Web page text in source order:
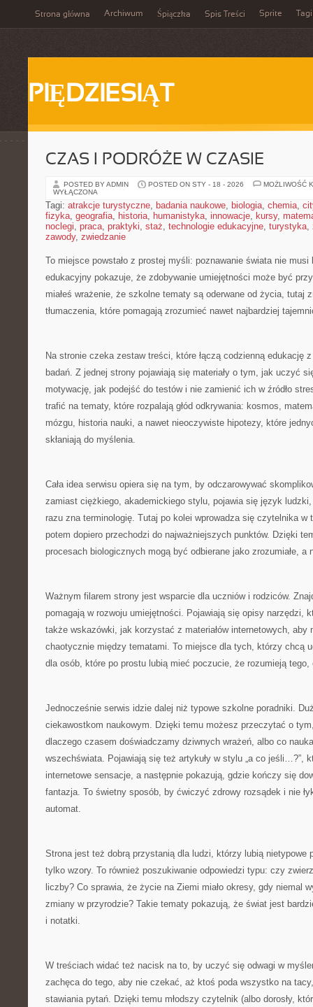
Strona główna Archiwum Śpiączka Spis Treści Sprite Tagi
PIĘDZIESIĄT
CZAS I PODRÓŻE W CZASIE
POSTED BY ADMIN POSTED ON STY - 18 - 2026
MOŻLIWOŚĆ
WYŁĄCZONA
Tagi: atrakcje turystyczne, badania naukowe, biologia, chemia,
fizyka, geografia, historia, humanistyka, innowacje, kursy,
noclegi, praca, praktyki, staż, technologie edukacyjne, turystyka,
zawody, zwiedzanie
To miejsce powstało z prostej myśli: poznawanie świata nie
edukacyjny pokazuje, że zdobywanie umiejętności może być
miałeś wrażenie, że szkolne tematy są oderwane od życia, tutaj
tłumaczenia, które pomagają zrozumieć nawet najbardziej
Na stronie czeka zestaw treści, które łączą codzienną edukację
badań. Z jednej strony pojawiają się materiały o tym, jak uczyć
motywację, jak podejść do testów i nie zamienić ich w źródło
trafić na tematy, które rozpalają głód odkrywania: kosmos,
mózgu, historia nauki, a nawet nieoczywiste hipotezy, które
skłaniają do myślenia.
Cała idea serwisu opiera się na tym, by odczarowywać
zamiast ciężkiego, akademickiego stylu, pojawia się język
razu zna terminologię. Tutaj po kolei wprowadza się czytelnika
potem dopiero przechodzi do najważniejszych punktów. Dzięki
procesach biologicznych mogą być odbierane jako zrozumiałe, a
Ważnym filarem strony jest wsparcie dla uczniów i rodziców.
pomagają w rozwoju umiejętności. Pojawiają się opisy narzędzi,
także wskazówki, jak korzystać z materiałów internetowych, aby
chaotycznie między tematami. To miejsce dla tych, którzy chcą
dla osób, które po prostu lubią mieć poczucie, że rozumieją
Jednocześnie serwis idzie dalej niż typowe szkolne poradniki.
ciekawostkom naukowym. Dzięki temu możesz przeczytać o
dlaczego czasem doświadczamy dziwnych wrażeń, albo co
wszechświata. Pojawiają się też artykuły w stylu „a co jeśli…?”,
internetowe sensacje, a następnie pokazują, gdzie kończy się
fantazja. To świetny sposób, by ćwiczyć zdrowy rozsądek i nie
automat.
Strona jest też dobrą przystanią dla ludzi, którzy lubią nietypowe
tylko wzory. To również poszukiwanie odpowiedzi typu: czy
liczby? Co sprawia, że życie na Ziemi miało okresy, gdy niemal
zmiany w przyrodzie? Takie tematy pokazują, że świat jest
i notatki.
W treściach widać też nacisk na to, by uczyć się odwagi w
zachęca do tego, aby nie czekać, aż ktoś poda wszystko na
stawiania pytań. Dzięki temu młodszy czytelnik (albo dorosły,